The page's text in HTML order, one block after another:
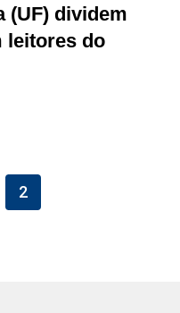
(UF) dividem
leitores do
2